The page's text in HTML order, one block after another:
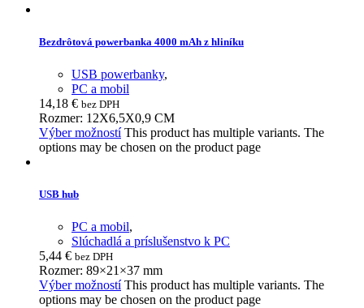
Bezdrôtová powerbanka 4000 mAh z hliníku
USB powerbanky,
PC a mobil
14,18 € bez DPH
Rozmer: 12X6,5X0,9 CM
Výber možností This product has multiple variants. The
options may be chosen on the product page
USB hub
PC a mobil,
Slúchadlá a príslušenstvo k PC
5,44 € bez DPH
Rozmer: 89×21×37 mm
Výber možností This product has multiple variants. The
options may be chosen on the product page